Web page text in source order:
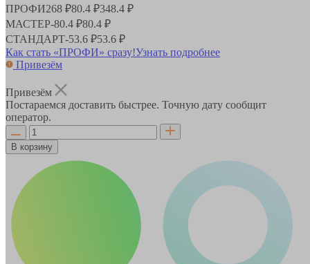
ПРОФИ268 ₽80.4 ₽348.4 ₽
МАСТЕР-80.4 ₽80.4 ₽
СТАНДАРТ-53.6 ₽53.6 ₽
Как стать «ПРОФИ» сразу!Узнать подробнее
Привезём
Привезём
Постараемся доставить быстрее. Точную дату сообщит
оператор.
В корзину